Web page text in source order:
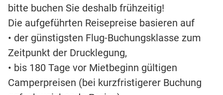
bitte buchen Sie deshalb frühzeitig!
Die aufgeführten Reisepreise basieren auf
• der günstigsten Flug-Buchungsklasse zum
Zeitpunkt der Drucklegung,
• bis 180 Tage vor Mietbeginn gültigen
Camperpreisen (bei kurzfristigerer Buchung